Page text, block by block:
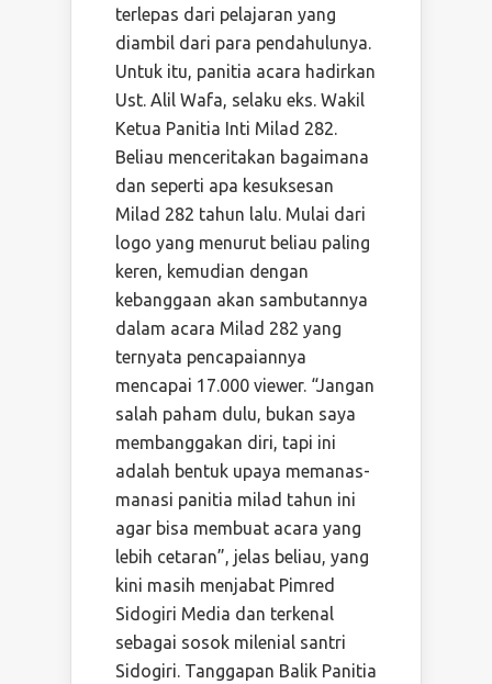
terlepas dari pelajaran yang
diambil dari para pendahulunya.
Untuk itu, panitia acara hadirkan
Ust. Alil Wafa, selaku eks. Wakil
Ketua Panitia Inti Milad 282.
Beliau menceritakan bagaimana
dan seperti apa kesuksesan
Milad 282 tahun lalu. Mulai dari
logo yang menurut beliau paling
keren, kemudian dengan
kebanggaan akan sambutannya
dalam acara Milad 282 yang
ternyata pencapaiannya
mencapai 17.000 viewer. “Jangan
salah paham dulu, bukan saya
membanggakan diri, tapi ini
adalah bentuk upaya memanas-
manasi panitia milad tahun ini
agar bisa membuat acara yang
lebih cetaran”, jelas beliau, yang
kini masih menjabat Pimred
Sidogiri Media dan terkenal
sebagai sosok milenial santri
Sidogiri. Tanggapan Balik Panitia